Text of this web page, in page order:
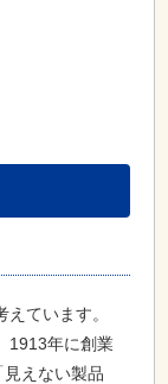
ています。
1913年に創業
えない製品